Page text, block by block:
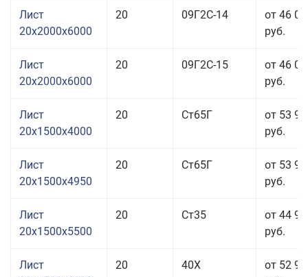
Лист
20x2000x6000
20 09Г2С-14
от 46
руб.
Лист
20x2000x6000
20 09Г2С-15
от 46
руб.
Лист
20x1500x4000
20 Ст65Г
от 53
руб.
Лист
20x1500x4950
20 Ст65Г
от 53
руб.
Лист
20x1500x5500
20 Ст35
от 44
руб.
Лист
20 40Х
от 52